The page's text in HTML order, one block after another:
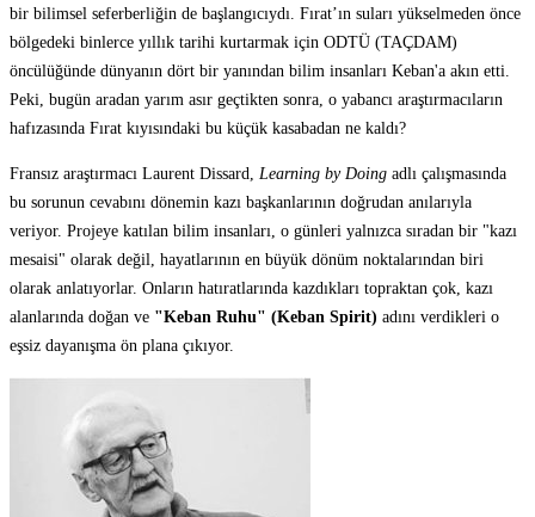
bir bilimsel seferberliğin de başlangıcıydı. Fırat’ın suları yükselmeden önce
bölgedeki binlerce yıllık tarihi kurtarmak için ODTÜ (TAÇDAM)
öncülüğünde dünyanın dört bir yanından bilim insanları Keban'a akın etti.
Peki, bugün aradan yarım asır geçtikten sonra, o yabancı araştırmacıların
hafızasında Fırat kıyısındaki bu küçük kasabadan ne kaldı?
Fransız araştırmacı Laurent Dissard, Learning by Doing adlı çalışmasında
bu sorunun cevabını dönemin kazı başkanlarının doğrudan anılarıyla
veriyor. Projeye katılan bilim insanları, o günleri yalnızca sıradan bir "kazı
mesaisi" olarak değil, hayatlarının en büyük dönüm noktalarından biri
olarak anlatıyorlar. Onların hatıratlarında kazdıkları topraktan çok, kazı
alanlarında doğan ve "Keban Ruhu" (Keban Spirit) adını verdikleri o
eşsiz dayanışma ön plana çıkıyor.